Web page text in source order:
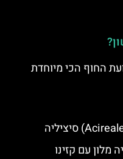
החוף הכי מיוחדת
מלון עם קזינו